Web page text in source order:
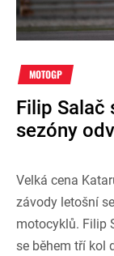
MOTOGP
Filip Salač
sezóny
Velká cena
závody letošní
motocyklů. Filip
se během tří kol